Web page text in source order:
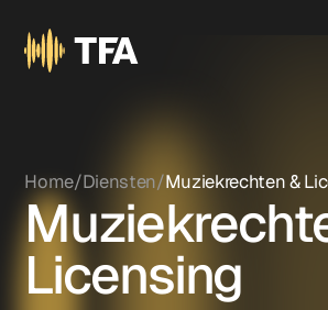
Licensing
Home/Diensten/Muziekrechten &